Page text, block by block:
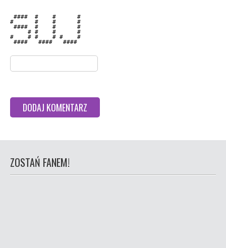
####  #    #      #
#      #    #      #
####  #    #      #
     # #    #      #
#    # #    # #    #
####   ####   ####
ZOSTAŃ FANEM!